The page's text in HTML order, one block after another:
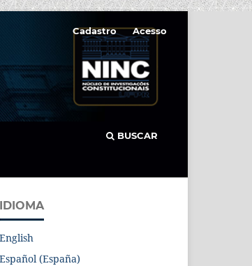
BUSCAR
Cadastro Acesso
IDIOMA
English
Español (España)